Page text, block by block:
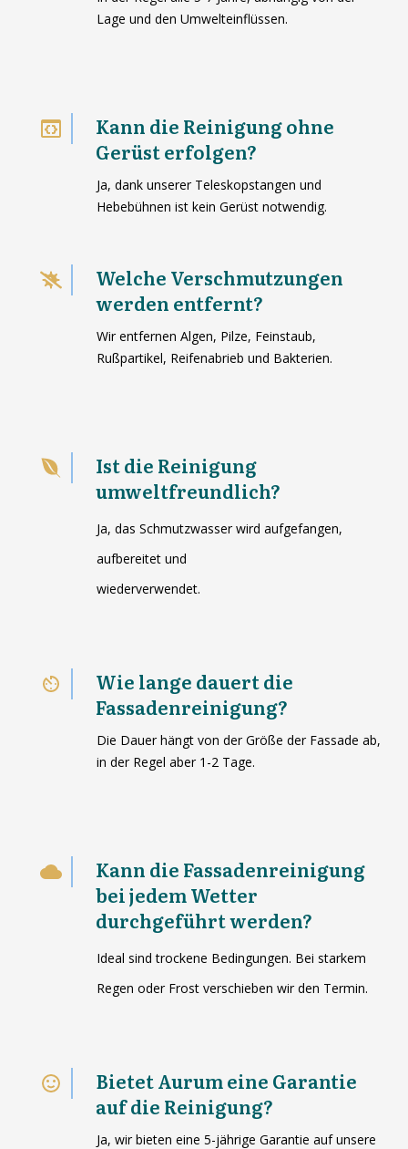
Lage und den Umwelteinflüssen.
Kann die Reinigung ohne
Gerüst erfolgen?
Ja, dank unserer Teleskopstangen und
Hebebühnen ist kein Gerüst notwendig.
Welche Verschmutzungen
werden entfernt?
Wir entfernen Algen, Pilze, Feinstaub,
Rußpartikel, Reifenabrieb und Bakterien.
Ist die Reinigung
umweltfreundlich?
Ja, das Schmutzwasser wird aufgefangen,
aufbereitet und
wiederverwendet.
Wie lange dauert die
Fassadenreinigung?
Die Dauer hängt von der Größe der Fassade ab,
in der Regel aber 1-2 Tage.
Kann die Fassadenreinigung
bei jedem Wetter
durchgeführt werden?
Ideal sind trockene Bedingungen. Bei starkem
Regen oder Frost verschieben wir den Termin.
Bietet Aurum eine Garantie
auf die Reinigung?
Ja, wir bieten eine 5-jährige Garantie auf unsere